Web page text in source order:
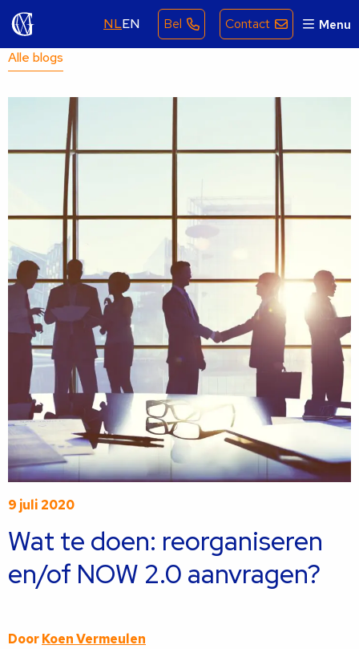
NLEN Bel Contact Menu
Alle blogs
9 juli 2020
Wat te doen: reorganiseren
en/of NOW 2.0 aanvragen?
DoorKoen Vermeulen